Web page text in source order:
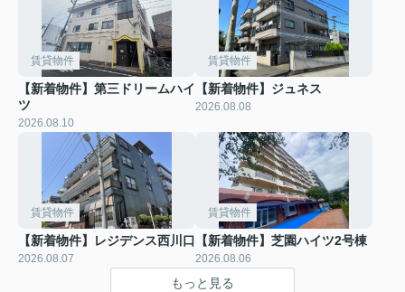
賃貸物件
【新着物件】第三ドリームハイ
ツ
2026.08.10
賃貸物件
【新着物件】ジュネス
2026.08.08
賃貸物件
【新着物件】レジデンス西川口
2026.08.07
賃貸物件
【新着物件】芝園ハイツ2号棟
2026.08.06
もっと見る